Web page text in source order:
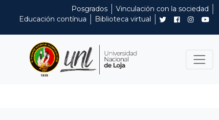
Posgrados
Vinculación con la sociedad
Educación contínua
Biblioteca virtual